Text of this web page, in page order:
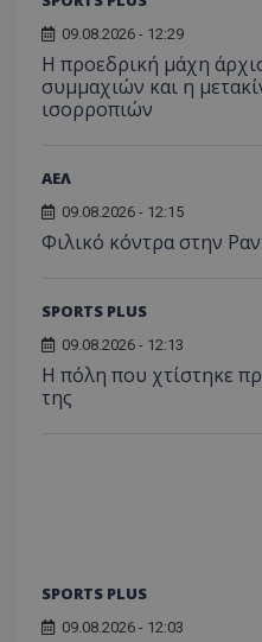
09.08.2026 - 12:29
Η προεδρική μάχη
συμμαχιών και η
ισορροπιών
ΑΕΛ
09.08.2026 - 12:15
Φιλικό κόντρα στην
SPORTS PLUS
09.08.2026 - 12:13
Η πόλη που χτίστηκε
της
SPORTS PLUS
09.08.2026 - 12:03